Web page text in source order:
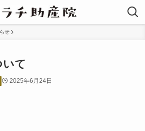
せ
いて
2025年6月24日